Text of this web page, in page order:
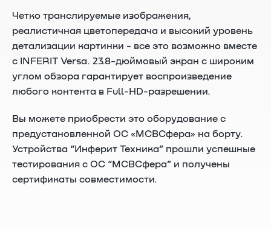
Четко транслируемые изображения,
реалистичная цветопередача и высокий уровень
детализации картинки - все это возможно вместе
с INFERIT Versa. 23.8-дюймовый экран с широким
углом обзора гарантирует воспроизведение
любого контента в Full-HD-разрешении.
Вы можете приобрести это оборудование с
предустановленной ОС «МСВСфера» на борту.
Устройства “Инферит Техника” прошли успешные
тестирования с ОС “МСВСфера” и получены
сертификаты совместимости.